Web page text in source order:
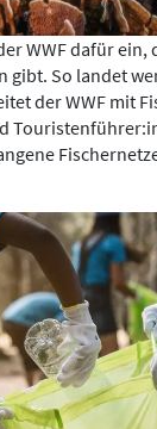
WWF dafür ein,
gibt. So landet
der WWF mit